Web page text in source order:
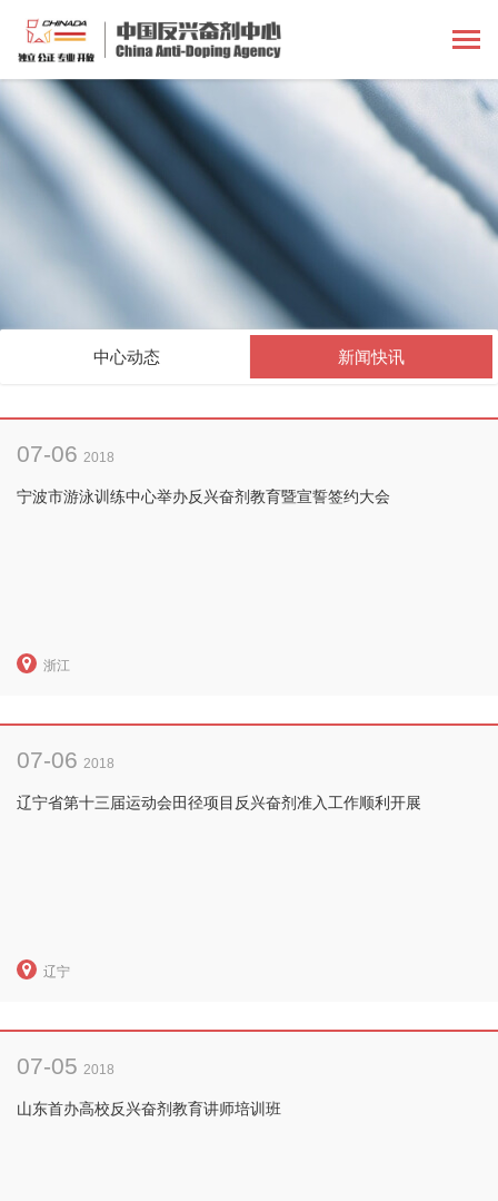
中心动态 新闻快讯
07-06 2018
宁波市游泳训练中心举办反兴奋剂教育暨宣誓签约大会
浙江
07-06 2018
辽宁省第十三届运动会田径项目反兴奋剂准入工作顺利开展
辽宁
07-05 2018
山东首办高校反兴奋剂教育讲师培训班